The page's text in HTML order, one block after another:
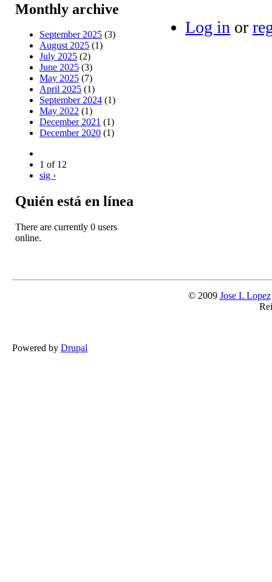
Monthly archive
September 2025 (3)
August 2025 (1)
July 2025 (2)
June 2025 (3)
May 2025 (7)
April 2025 (1)
September 2024 (1)
May 2022 (1)
December 2021 (1)
December 2020 (1)
1 of 12
sig ›
Quién está en línea
There are currently 0 users
online.
Log in or
© 2009 Jose L Lopez
Powered by Drupal